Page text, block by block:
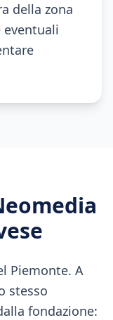
della zona
eventuali
Piemonte. A
stesso
fondazione: